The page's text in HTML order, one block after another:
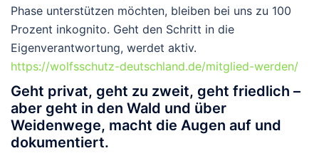
Phase unterstützen möchten, bleiben bei uns zu 100
Prozent inkognito. Geht den Schritt in die
Eigenverantwortung, werdet aktiv.
https://wolfsschutz-deutschland.de/mitglied-werden/
Geht privat, geht zu zweit, geht friedlich –
aber geht in den Wald und über
Weidenwege, macht die Augen auf und
dokumentiert.